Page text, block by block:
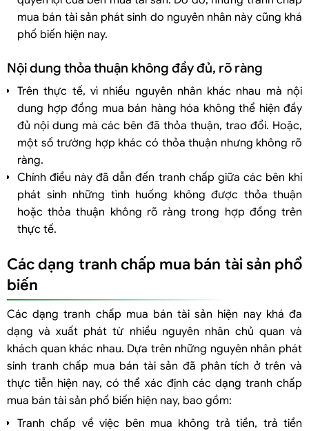
mua bán tài sản phát sinh do nguyên nhân này cũng khá
phố biến hiện nay.
Nội dung thỏa thuận không đầy đủ, rõ ràng
Trên thực tế, vì nhiều nguyên nhân khác nhau mà nội
dung hợp đồng mua bán hàng hóa không thể hiện đầy
đủ nội dung mà các bên đã thỏa thuận, trao đổi. Hoặc,
một số trường hợp khác có thỏa thuận nhưng không rõ
ràng.
Chính điều này đã dẫn đến tranh chấp giữa các bên khi
phát sinh những tình huống không được thỏa thuận
hoặc thỏa thuận không rõ ràng trong hợp đồng trên
thực tế.
Các dạng tranh chấp mua bán tài sản phổ
biến
Các dạng tranh chấp mua bán tài sản hiện nay khá đa
dạng và xuất phát từ nhiều nguyên nhân chủ quan và
khách quan khác nhau. Dựa trên những nguyên nhân phát
sinh tranh chấp mua bán tài sản đã phân tích ở trên và
thực tiễn hiện nay, có thể xác định các dạng tranh chấp
mua bán tài sản phổ biến hiện nay, bao gồm:
Tranh chấp về việc bên mua không trả tiền, trả tiền